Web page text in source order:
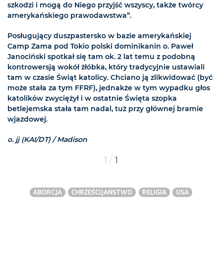
szkodzi i mogą do Niego przyjść wszyscy, także twórcy
amerykańskiego prawodawstwa”.
Posługujący duszpastersko w bazie amerykańskiej
Camp Zama pod Tokio polski dominikanin o. Paweł
Janociński spotkał się tam ok. 2 lat temu z podobną
kontrowersją wokół żłóbka, który tradycyjnie ustawiali
tam w czasie Świąt katolicy. Chciano ją zlikwidować (być
może stała za tym FFRF), jednakże w tym wypadku głos
katolików zwyciężył i w ostatnie Święta szopka
betlejemska stała tam nadal, tuż przy głównej bramie
wjazdowej.
o. jj (KAI/DT) / Madison
1 / 1
ABORCJA CHRZEŚCIJAŃSTWO RELIGIA USA